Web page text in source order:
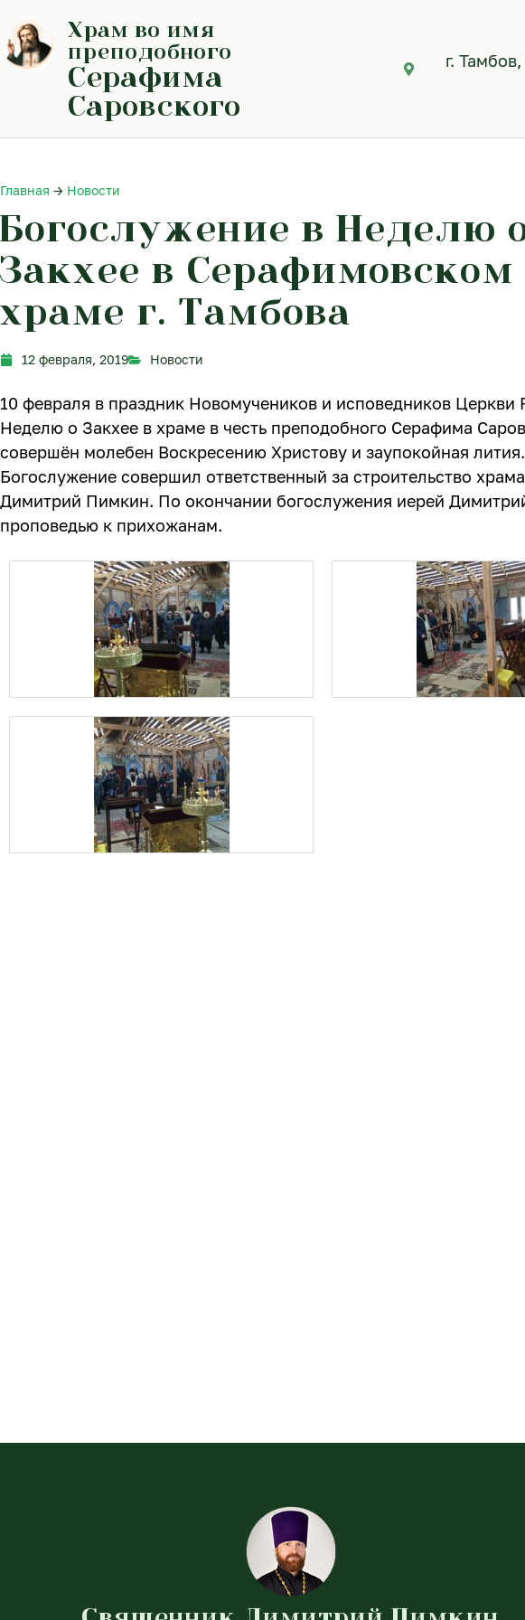
содержимому
Храм во имя
преподобного
Серафима
Саровского
г.
Главная → Новости
Богослужение в Неделю
Закхее в Серафимовском
храме г. Тамбова
12 февраля, 2019 Новости
10 февраля в праздник Новомучеников и исповедников Церкви
Неделю о Закхее в храме в честь преподобного Серафима
совершён молебен Воскресению Христову и заупокойная лития.
Богослужение совершил ответственный за строительство
Димитрий Пимкин. По окончании богослужения иерей
проповедью к прихожанам.